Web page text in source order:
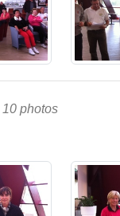
10 photos